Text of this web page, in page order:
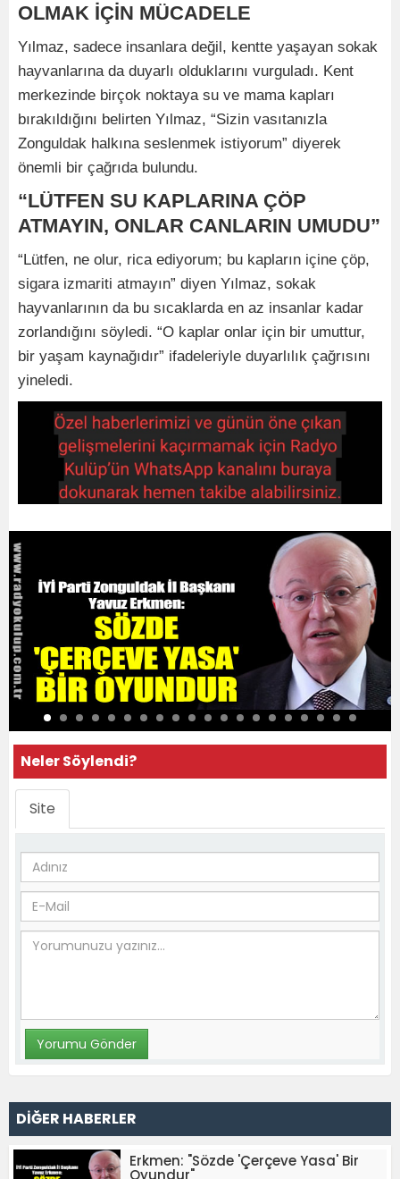
OLMAK İÇİN MÜCADELE
Yılmaz, sadece insanlara değil, kentte yaşayan sokak
hayvanlarına da duyarlı olduklarını vurguladı. Kent
merkezinde birçok noktaya su ve mama kapları
bırakıldığını belirten Yılmaz, “Sizin vasıtanızla
Zonguldak halkına seslenmek istiyorum” diyerek
önemli bir çağrıda bulundu.
“LÜTFEN SU KAPLARINA ÇÖP
ATMAYIN, ONLAR CANLARIN UMUDU”
“Lütfen, ne olur, rica ediyorum; bu kapların içine çöp,
sigara izmariti atmayın” diyen Yılmaz, sokak
hayvanlarının da bu sıcaklarda en az insanlar kadar
zorlandığını söyledi. “O kaplar onlar için bir umuttur,
bir yaşam kaynağıdır” ifadeleriyle duyarlılık çağrısını
yineledi.
Neler Söylendi?
Site
DİĞER HABERLER
Erkmen: "Sözde 'Çerçeve Yasa' Bir